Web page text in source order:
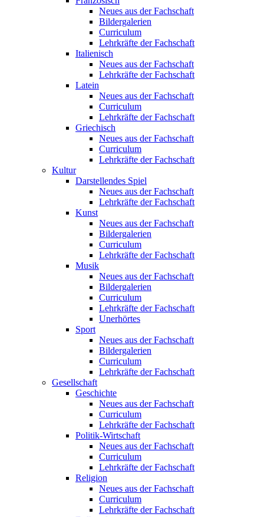
Neues aus der Fachschaft
Bildergalerien
Curriculum
Lehrkräfte der Fachschaft
Italienisch
Neues aus der Fachschaft
Lehrkräfte der Fachschaft
Latein
Neues aus der Fachschaft
Curriculum
Lehrkräfte der Fachschaft
Griechisch
Neues aus der Fachschaft
Curriculum
Lehrkräfte der Fachschaft
Kultur
Darstellendes Spiel
Neues aus der Fachschaft
Lehrkräfte der Fachschaft
Kunst
Neues aus der Fachschaft
Bildergalerien
Curriculum
Lehrkräfte der Fachschaft
Musik
Neues aus der Fachschaft
Bildergalerien
Curriculum
Lehrkräfte der Fachschaft
Unerhörtes
Sport
Neues aus der Fachschaft
Bildergalerien
Curriculum
Lehrkräfte der Fachschaft
Gesellschaft
Geschichte
Neues aus der Fachschaft
Curriculum
Lehrkräfte der Fachschaft
Politik-Wirtschaft
Neues aus der Fachschaft
Curriculum
Lehrkräfte der Fachschaft
Religion
Neues aus der Fachschaft
Curriculum
Lehrkräfte der Fachschaft